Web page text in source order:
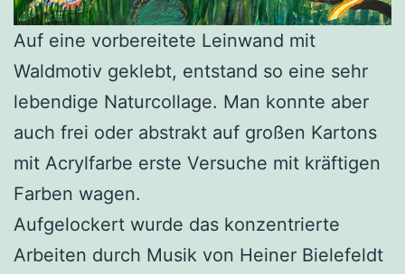
Auf eine vorbereitete Leinwand mit
Waldmotiv geklebt, entstand so eine sehr
lebendige Naturcollage. Man konnte aber
auch frei oder abstrakt auf großen Kartons
mit Acrylfarbe erste Versuche mit kräftigen
Farben wagen.
Aufgelockert wurde das konzentrierte
Arbeiten durch Musik von Heiner Bielefeldt